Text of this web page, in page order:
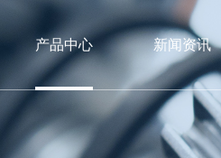
产品中心 新闻资讯